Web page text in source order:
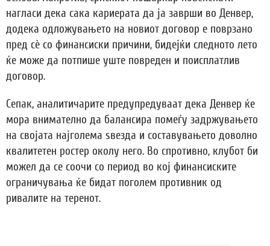
нагласи дека сака кариерата да ја заврши во Денвер,
додека одложувањето на новиот договор е поврзано
пред сè со финансиски причини, бидејќи следното лето
ќе може да потпише уште повреден и поисплатлив
договор.
Сепак, аналитичарите предупредуваат дека Денвер ќе
мора внимателно да балансира помеѓу задржувањето
на својата најголема ѕвезда и составувањето доволно
квалитетен ростер околу него. Во спротивно, клубот би
можел да се соочи со период во кој финансиските
ограничувања ќе бидат поголем противник од
ривалите на теренот.